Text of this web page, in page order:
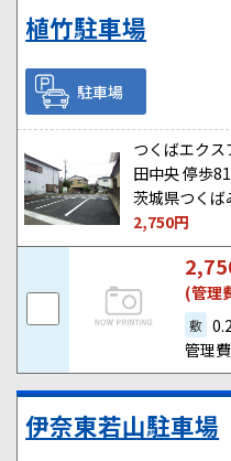
植竹駐車場
駐車場
つくばエク
田中央 停歩
茨城県つく
2,750円
(管理
敷
管理
伊奈東若山駐車場